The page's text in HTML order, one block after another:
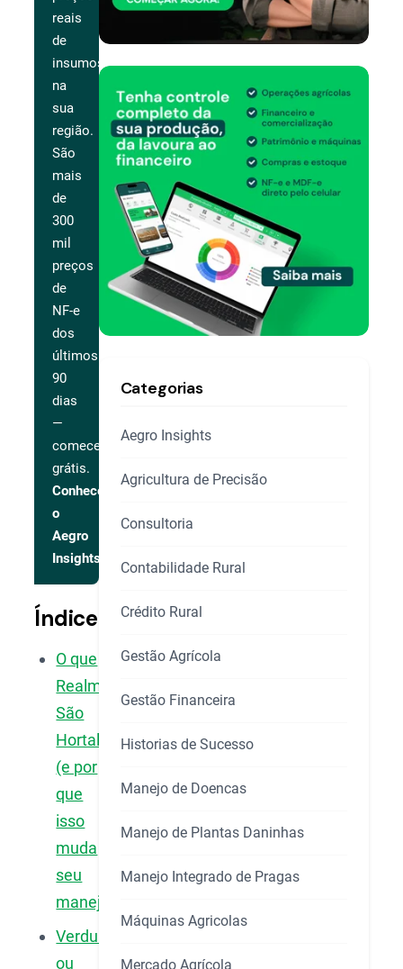
reais
de
insumos
na
sua
região.
São
mais
de
300
mil
preços
de
NF-e
dos
últimos
90
dias
—
comece
grátis.
Conhecer
o
Aegro
Insights
Índice
O que
Realmente
São
Hortaliças
(e por
que
isso
muda
seu
manejo)
Verdura
ou
Categorias
Aegro Insights
Agricultura de Precisão
Consultoria
Contabilidade Rural
Crédito Rural
Gestão Agrícola
Gestão Financeira
Historias de Sucesso
Manejo de Doencas
Manejo de Plantas Daninhas
Manejo Integrado de Pragas
Máquinas Agricolas
Mercado Agrícola